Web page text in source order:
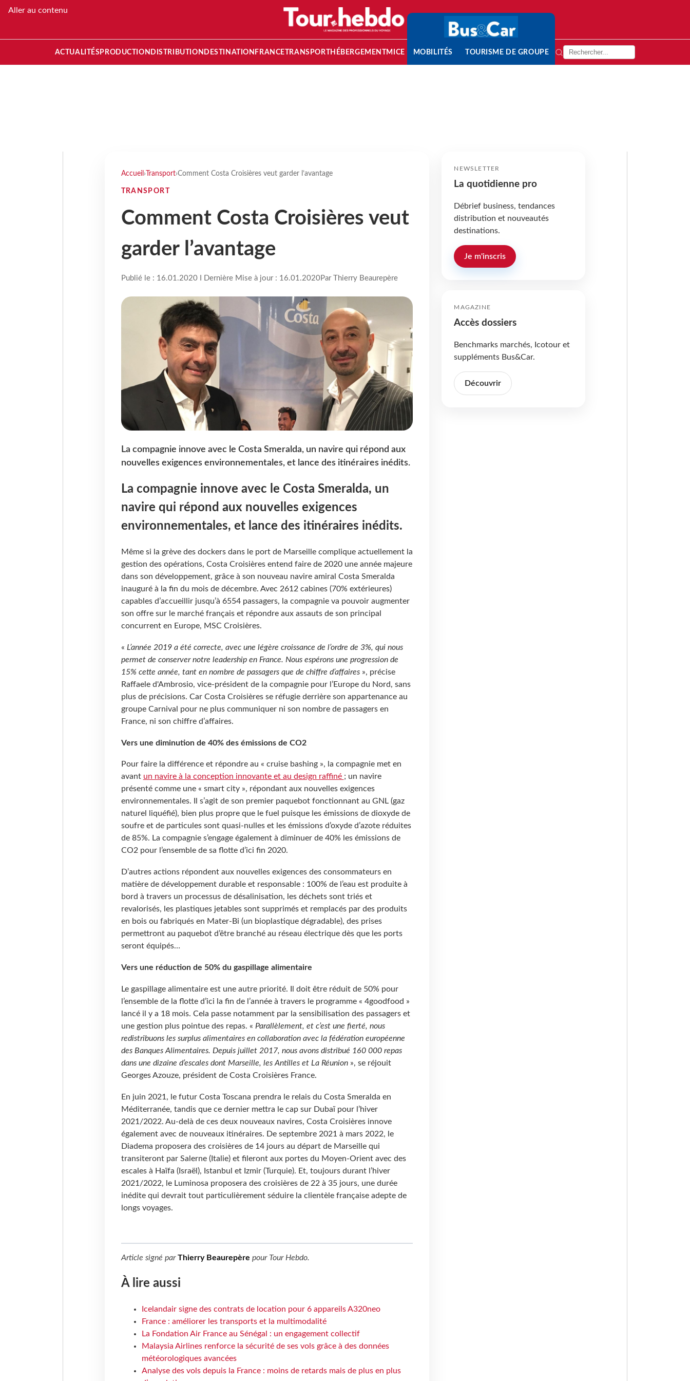
Aller au contenu
ACTUALITÉS PRODUCTION DISTRIBUTION DESTINATION FRANCETRANSPORT HÉBERGEMENTMICE MOBILITÉS TOURISME DE GROUPE
Accueil › Transport›Comment Costa Croisières veut garder l’avantage
TRANSPORT
Comment Costa Croisières veut
garder l’avantage
Publié le : 16.01.2020 I Dernière Mise à jour : 16.01.2020Par Thierry Beaurepère
La compagnie innove avec le Costa Smeralda, un navire qui répond aux
nouvelles exigences environnementales, et lance des itinéraires inédits.
La compagnie innove avec le Costa Smeralda, un
navire qui répond aux nouvelles exigences
environnementales, et lance des itinéraires inédits.
Même si la grève des dockers dans le port de Marseille complique actuellement la
gestion des opérations, Costa Croisières entend faire de 2020 une année majeure
dans son développement, grâce à son nouveau navire amiral Costa Smeralda
inauguré à la fin du mois de décembre. Avec 2612 cabines (70% extérieures)
capables d’accueillir jusqu’à 6554 passagers, la compagnie va pouvoir augmenter
son offre sur le marché français et répondre aux assauts de son principal
concurrent en Europe, MSC Croisières.
« L’année 2019 a été correcte, avec une légère croissance de l’ordre de 3%, qui nous
permet de conserver notre leadership en France. Nous espérons une progression de
15% cette année, tant en nombre de passagers que de chiffre d’affaires», précise
Raffaele d'Ambrosio, vice-président de la compagnie pour l’Europe du Nord, sans
plus de précisions. Car Costa Croisières se réfugie derrière son appartenance au
groupe Carnival pour ne plus communiquer ni son nombre de passagers en
France, ni son chiffre d’affaires.
Vers une diminution de 40% des émissions de CO2
Pour faire la différence et répondre au « cruise bashing », la compagnie met en
avant un navire à la conception innovante et au design raffiné ; un navire
présenté comme une « smart city », répondant aux nouvelles exigences
environnementales. Il s’agit de son premier paquebot fonctionnant au GNL (gaz
naturel liquéfié), bien plus propre que le fuel puisque les émissions de dioxyde de
soufre et de particules sont quasi-nulles et les émissions d’oxyde d’azote réduites
de 85%. La compagnie s’engage également à diminuer de 40% les émissions de
CO2 pour l’ensemble de sa flotte d’ici fin 2020.
D’autres actions répondent aux nouvelles exigences des consommateurs en
matière de développement durable et responsable : 100% de l’eau est produite à
bord à travers un processus de désalinisation, les déchets sont triés et
revalorisés, les plastiques jetables sont supprimés et remplacés par des produits
en bois ou fabriqués en Mater-Bi (un bioplastique dégradable), des prises
permettront au paquebot d’être branché au réseau électrique dès que les ports
seront équipés…
Vers une réduction de 50% du gaspillage alimentaire
Le gaspillage alimentaire est une autre priorité. Il doit être réduit de 50% pour
l’ensemble de la flotte d’ici la fin de l’année à travers le programme « 4goodfood »
lancé il y a 18 mois. Cela passe notamment par la sensibilisation des passagers et
une gestion plus pointue des repas. « Parallèlement, et c’est une fierté, nous
redistribuons les surplus alimentaires en collaboration avec la fédération européenne
des Banques Alimentaires. Depuis juillet 2017, nous avons distribué 160 000 repas
dans une dizaine d’escales dont Marseille, les Antilles et La Réunion», se réjouit
Georges Azouze, président de Costa Croisières France.
En juin 2021, le futur Costa Toscana prendra le relais du Costa Smeralda en
Méditerranée, tandis que ce dernier mettra le cap sur Dubaï pour l’hiver
2021/2022. Au-delà de ces deux nouveaux navires, Costa Croisières innove
également avec de nouveaux itinéraires. De septembre 2021 à mars 2022, le
Diadema proposera des croisières de 14 jours au départ de Marseille qui
transiteront par Salerne (Italie) et fileront aux portes du Moyen-Orient avec des
escales à Haïfa (Israël), Istanbul et Izmir (Turquie). Et, toujours durant l’hiver
2021/2022, le Luminosa proposera des croisières de 22 à 35 jours, une durée
inédite qui devrait tout particulièrement séduire la clientèle française adepte de
longs voyages.
Article signé parThierry Beaurepère pour Tour Hebdo.
À lire aussi
Icelandair signe des contrats de location pour 6 appareils A320neo
France : améliorer les transports et la multimodalité
La Fondation Air France au Sénégal : un engagement collectif
Malaysia Airlines renforce la sécurité de ses vols grâce à des données
météorologiques avancées
Analyse des vols depuis la France : moins de retards mais de plus en plus
NEWSLETTER
La quotidienne pro
Débrief business, tendances
distribution et nouveautés
destinations.
Je m'inscris
MAGAZINE
Accès dossiers
Benchmarks marchés, Icotour et
suppléments Bus&Car.
Découvrir